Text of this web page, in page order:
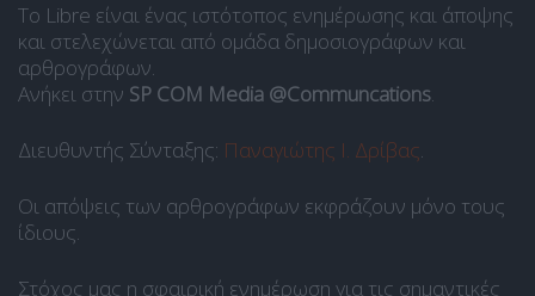
Το Libre είναι ένας ιστότοπος ενημέρωσης και άποψης
και στελεχώνεται από ομάδα δημοσιογράφων και
αρθρογράφων.
Ανήκει στην SP COM Media @Communcations.
Διευθυντής Σύνταξης: Παναγιώτης Ι. Δρίβας.
Οι απόψεις των αρθρογράφων εκφράζουν μόνο τους
ίδιους.
Στόχος μας η σφαιρική ενημέρωση για τις σημαντικές